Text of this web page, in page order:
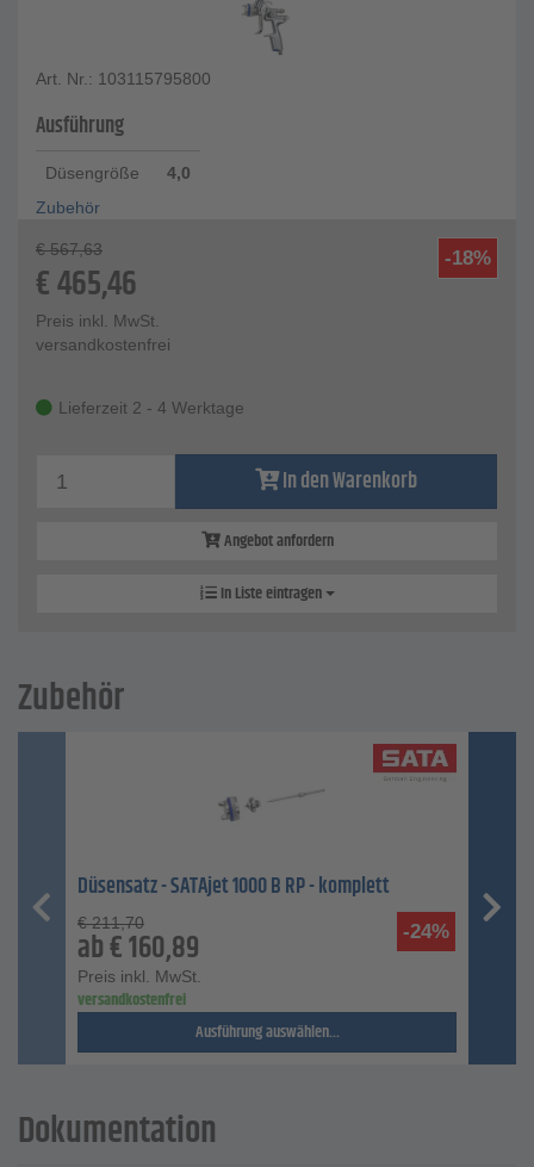
Art. Nr.: 103115795800
Ausführung
Düsengröße
4,0
Zubehör
-18%
€ 567,63
€465,46
Preis inkl. MwSt.
versandkostenfrei
Lieferzeit 2 - 4 Werktage
In den Warenkorb
Angebot anfordern
In Liste eintragen
Zubehör
Düsensatz - SATAjet 1000 B RP - komplett
-24%
€ 211,70
ab€160,89
Preis inkl. MwSt.
versandkostenfrei
Ausführung auswählen...
Dokumentation